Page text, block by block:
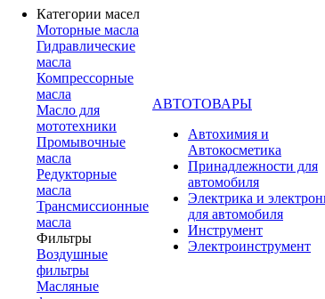
Категории масел
Моторные масла
Гидравлические
масла
Компрессорные
масла
Масло для
мототехники
Промывочные
масла
Редукторные
масла
Трансмиссионные
масла
Фильтры
Воздушные
фильтры
Масляные
АВТОТОВАРЫ
Автохимия и
Автокосметика
Принадлежности для
автомобиля
Электрика и
для автомобиля
Инструмент
Электроинструмент